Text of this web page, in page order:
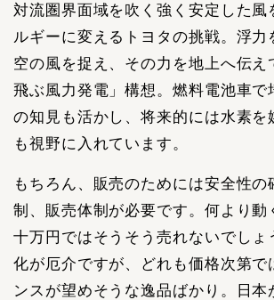
対流圏界面域を吹く強く安定した風
ルギーに変えるトヨタの挑戦。浮力
空の風を捉え、その力を地上へ伝え
飛ぶ風力発電」構想。燃料電池車で
の知見も活かし、将来的には水素を
も視野に入れています。
もちろん、販売のためには安全性の
制、販売体制が必要です。何より動
十万円ではそうそう売れないでしょ
化が厄介ですが、どれも価格次第で
ンスが望めそうな逸品ばかり。日本